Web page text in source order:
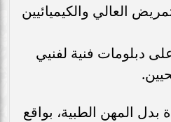
العالي والكيميائيين
على دبلومات فنية لفنيي
بدل المهن الطبية، بواقع